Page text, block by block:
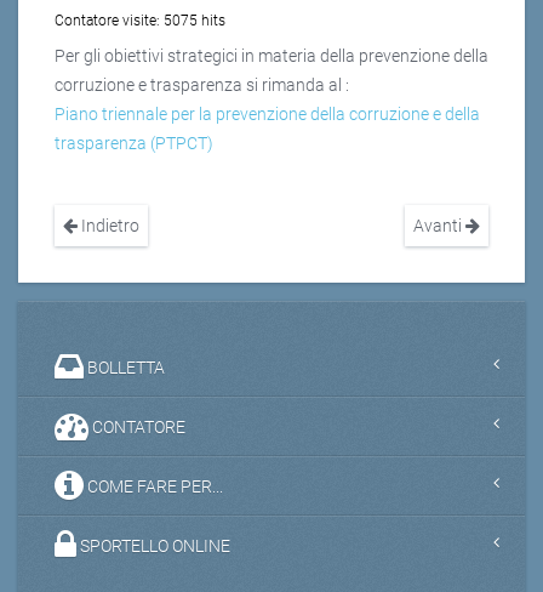
Contatore visite: 5075 hits
Per gli obiettivi strategici in materia della prevenzione della
corruzione e trasparenza si rimanda al :
Piano triennale per la prevenzione della corruzione e della
trasparenza (PTPCT)
Indietro Avanti
BOLLETTA
CONTATORE
COME FARE PER...
SPORTELLO ONLINE